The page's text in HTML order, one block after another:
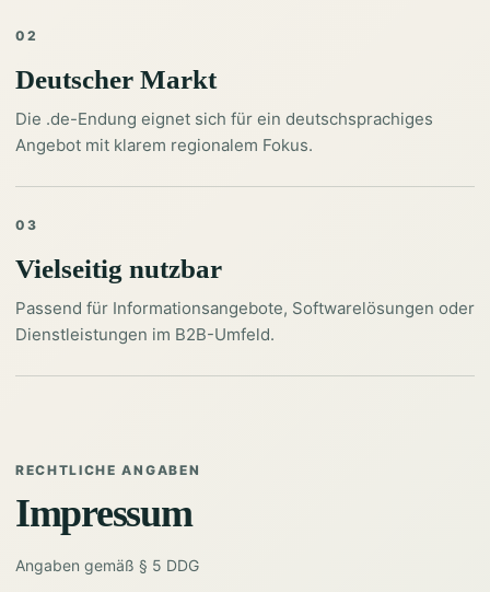
02
Deutscher Markt
Die .de-Endung eignet sich für ein deutschsprachiges
Angebot mit klarem regionalem Fokus.
03
Vielseitig nutzbar
Passend für Informationsangebote, Softwarelösungen oder
Dienstleistungen im B2B-Umfeld.
RECHTLICHE ANGABEN
Impressum
Angaben gemäß § 5 DDG